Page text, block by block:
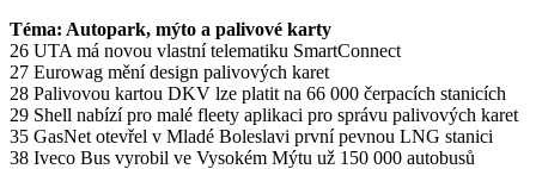
Téma: Autopark, mýto a palivové karty
26 UTA má novou vlastní telematiku SmartConnect
27 Eurowag mění design palivových karet
28 Palivovou kartou DKV lze platit na 66 000 čerpacích stanicích
29 Shell nabízí pro malé fleety aplikaci pro správu palivových karet
35 GasNet otevřel v Mladé Boleslavi první pevnou LNG stanici
38 Iveco Bus vyrobil ve Vysokém Mýtu už 150 000 autobusů